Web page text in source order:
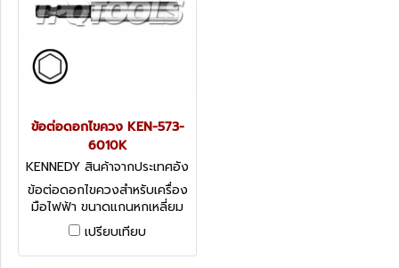
ข้อต่อดอกไขควง KEN-573-
6010K
KENNEDY สินค้าจากประเทศอัง
กฤษ-1
ข้อต่อดอกไขควงสำหรับเครื่อง
มือไฟฟ้า ขนาดแกนหกเหลี่ยม
1/4" KENNEDY Direct Drive
Adaptors for Power Tools -
Magnetic
เปรียบเทียบ